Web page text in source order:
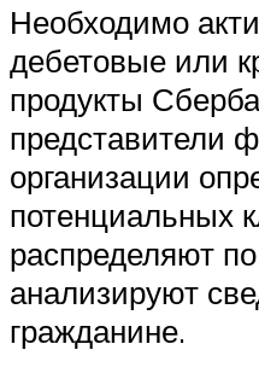
Необходимо
дебетовые или
продукты
представители
организации
потенциальных
распределяют
анализируют
гражданине.